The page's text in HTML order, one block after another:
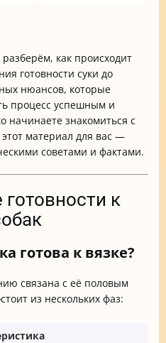
вязке собак?
как происходит
готовности суки до
нюансов, которые
процесс успешным и
начинаете знакомиться с
этот материал для вас —
советами и фактами.
к
готова к вязке?
связана с её половым
из нескольких фаз: